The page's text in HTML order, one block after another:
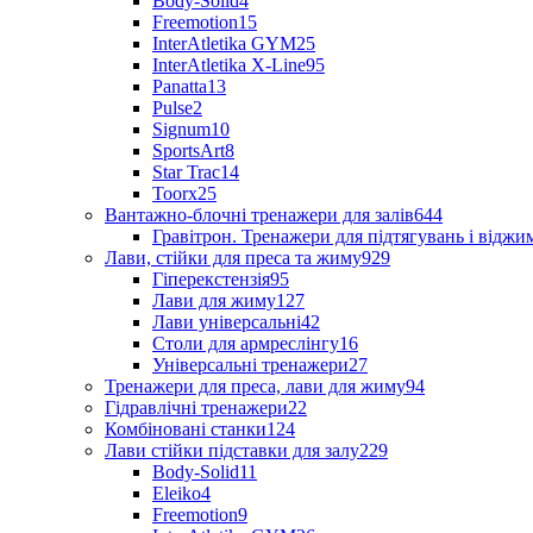
Freemotion15
InterAtletika GYM25
InterAtletika X-Line95
Panatta13
Pulse2
Signum10
SportsArt8
Star Trac14
Toorx25
Вантажно-блочні тренажери для залів644
Гравітрон. Тренажери для підтягувань і
Лави, стійки для преса та жиму929
Гіперекстензія95
Лави для жиму127
Лави універсальні42
Столи для армреслінгу16
Універсальні тренажери27
Тренажери для преса, лави для жиму94
Гідравлічні тренажери22
Комбіновані станки124
Лави стійки підставки для залу229
Body-Solid11
Eleiko4
Freemotion9